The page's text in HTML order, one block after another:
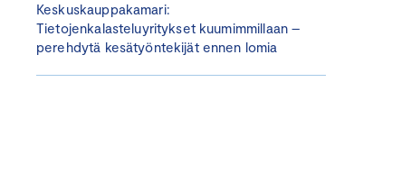
Keskuskauppakamari:
Tietojenkalasteluyritykset kuumimmillaan –
perehdytä kesätyöntekijät ennen lomia